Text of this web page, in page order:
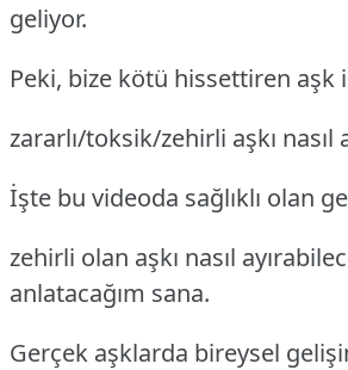
geliyor.
Peki, bize kötü hissettiren aşk
zararlı/toksik/zehirli aşkı nasıl
İşte bu videoda sağlıklı olan
zehirli olan aşkı nasıl
anlatacağım sana.
Gerçek aşklarda bireysel